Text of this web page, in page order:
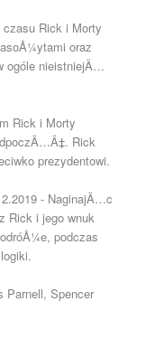
czasu Rick i Morty
oraz
ogóle nieistniejÄ…
Rick i Morty
Rick
prezydentowi.
- NaginajÄ…c
Rick i jego wnuk
podczas
Parnell, Spencer